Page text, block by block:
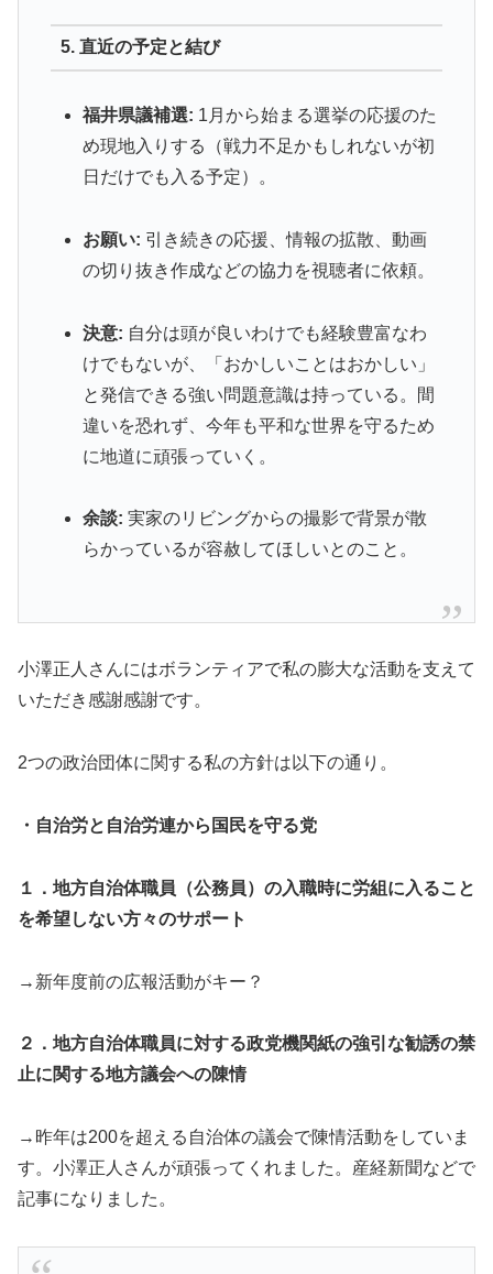
5. 直近の予定と結び
福井県議補選: 1月から始まる選挙の応援のた
め現地入りする（戦力不足かもしれないが初
日だけでも入る予定）。
お願い: 引き続きの応援、情報の拡散、動画
の切り抜き作成などの協力を視聴者に依頼。
決意: 自分は頭が良いわけでも経験豊富なわ
けでもないが、「おかしいことはおかしい」
と発信できる強い問題意識は持っている。間
違いを恐れず、今年も平和な世界を守るため
に地道に頑張っていく。
余談: 実家のリビングからの撮影で背景が散
らかっているが容赦してほしいとのこと。
小澤正人さんにはボランティアで私の膨大な活動を支えて
いただき感謝感謝です。
2つの政治団体に関する私の方針は以下の通り。
・自治労と自治労連から国民を守る党
１．地方自治体職員（公務員）の入職時に労組に入ること
を希望しない方々のサポート
→新年度前の広報活動がキー？
２．地方自治体職員に対する政党機関紙の強引な勧誘の禁
止に関する地方議会への陳情
→昨年は200を超える自治体の議会で陳情活動をしていま
す。小澤正人さんが頑張ってくれました。産経新聞などで
記事になりました。